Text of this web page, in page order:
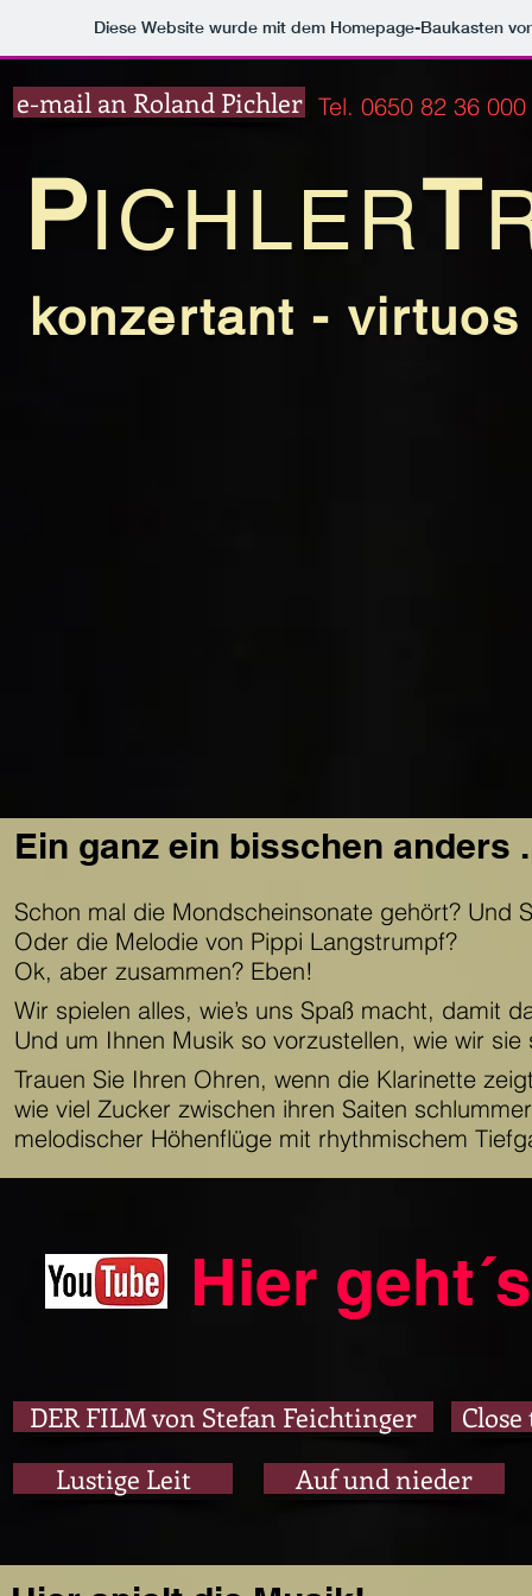
Diese Website wurde mit dem Homepage-Baukasten
e-mail an Roland Pichler Tel. 0650 82 36 000
PICHLERT
konzertant -
Ein ganz ein bisschen anders
Schon mal die Mondscheinsonate gehört? Und
Oder die Melodie von Pippi Langstrumpf?
Ok, aber zusammen? Eben!
Wir spielen alles, wie’s uns Spaß macht, damit
Und um Ihnen Musik so vorzustellen, wie wir
Trauen Sie Ihren Ohren, wenn die Klarinette
wie viel Zucker zwischen ihren Saiten
melodischer Höhenflüge mit rhythmischem
Hier
DER FILM von Stefan Feichtinger
Lustige Leit
Auf und nieder